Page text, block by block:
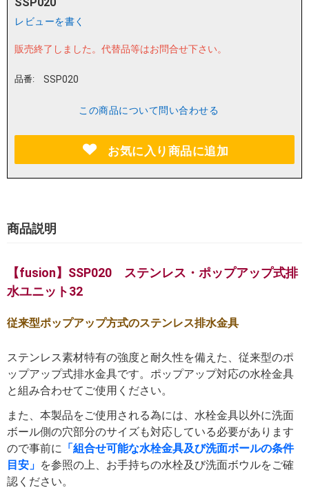
SSP020
レビューを書く
販売終了しました。 代替品等はお問合せ下さい。
品番: SSP020
この商品について問い合わせる
お気に入り商品に追加
商品説明
【fusion】SSP020 ステンレス・ポップアップ式排
水ユニット32
従来型ポップアップ方式のステンレス排水金具
ステンレス素材特有の強度と耐久性を備えた、従来型のポ
ップアップ式排水金具です。ポップアップ対応の水栓金具
と組み合わせてご使用ください。
また、本製品をご使用される為には、水栓金具以外に洗面
ボール側の穴部分のサイズも対応している必要があります
ので事前に 「組合せ可能な水栓金具及び洗面ボールの条件
目安」 を参照の上、お手持ちの水栓及び洗面ボウルをご確
認ください。